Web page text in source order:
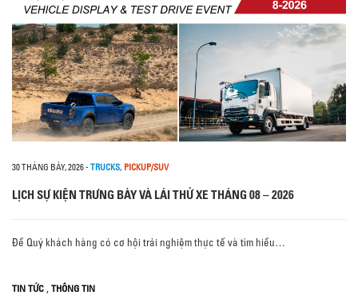
30 THÁNG BẢY, 2026- TRUCKS, PICKUP/SUV
LỊCH SỰ KIỆN TRƯNG BÀY VÀ LÁI THỬ XE THÁNG 08 – 2026
Để Quý khách hàng có cơ hội trải nghiệm thực tế và tìm hiểu…
TIN TỨC , THÔNG TIN